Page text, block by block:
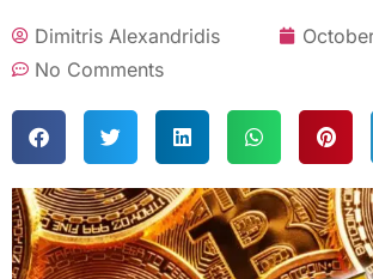
Dimitris Alexandridis
No Comments